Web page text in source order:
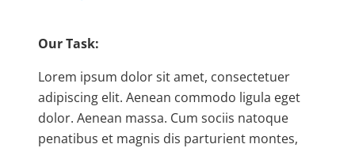
Our Task:
Lorem ipsum dolor sit amet, consectetuer
adipiscing elit. Aenean commodo ligula eget
dolor. Aenean massa. Cum sociis natoque
penatibus et magnis dis parturient montes,